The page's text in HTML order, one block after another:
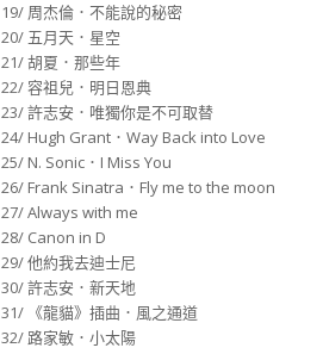
19/ 周杰倫．不能說的秘密
20/ 五月天．星空
21/ 胡夏．那些年
22/ 容祖兒．明日恩典
23/ 許志安．唯獨你是不可取替
24/ Hugh Grant．Way Back into Love
25/ N. Sonic．I Miss You
26/ Frank Sinatra．Fly me to the moon
27/ Always with me
28/ Canon in D
29/ 他約我去迪士尼
30/ 許志安．新天地
31/ 《龍貓》插曲．風之通道
32/ 路家敏．小太陽